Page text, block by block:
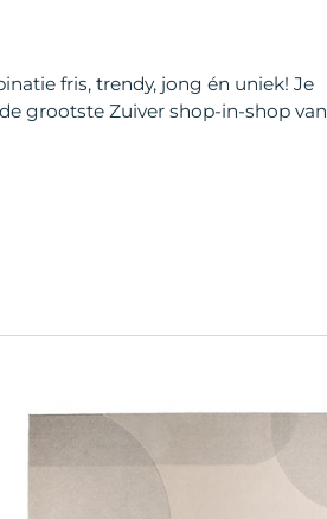
fris, trendy, jong én uniek! Je
grootste Zuiver shop-in-shop van